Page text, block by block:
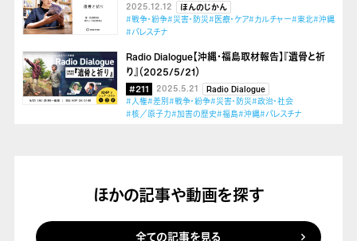
2025.12.12
ほんのじかん
#戦争・紛争#災害・防災#医療・ケア#カルチャー#東北#沖縄
#パレスチナ
Radio Dialogue【沖縄・福島取材報告】『遺骨と祈
り』（2025/5/21）
#211 2025.5.21
Radio Dialogue
#人権#差別#戦争・紛争#災害・防災#政治・社会
#核／原子力#加害の歴史#福島#沖縄#パレスチナ
ほかの記事や動画を探す
全ての記事を見る